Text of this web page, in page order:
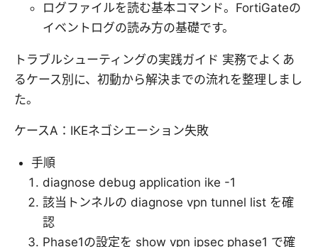
ログファイルを読む基本コマンド。FortiGateの
イベントログの読み方の基礎です。
トラブルシューティングの実践ガイド 実務でよくあ
るケース別に、初動から解決までの流れを整理しまし
た。
ケースA：IKEネゴシエーション失敗
手順
diagnose debug application ike -1
該当トンネルの diagnose vpn tunnel list を確
認
Phase1の設定を show vpn ipsec phase1 で確